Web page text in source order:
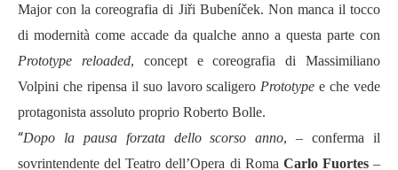
Major con la coreografia di Jiři Bubeníček. Non manca il tocco
di modernità come accade da qualche anno a questa parte con
Prototype reloaded, concept e coreografia di Massimiliano
Volpini che ripensa il suo lavoro scaligero Prototype e che vede
protagonista assoluto proprio Roberto Bolle.
“Dopo la pausa forzata dello scorso anno, –conferma il
sovrintendente del Teatro dell’Opera di Roma Carlo Fuortes–